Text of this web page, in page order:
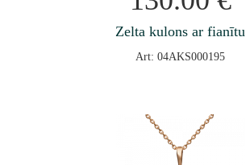
Zelta kulons ar fianītu
Art: 04AKS000195